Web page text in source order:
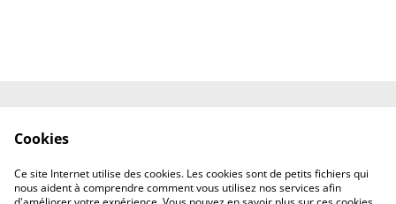
confidentialité
Mentions légales
Cookies
Ce site Internet utilise des cookies. Les cookies sont de petits fichiers qui
nous aident à comprendre comment vous utilisez nos services afin